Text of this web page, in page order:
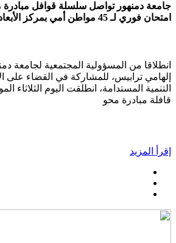
جامعة دمنهور تواصل سلسلة قوافل مبادرة
امتحان فوري لـ 45 مواطن أمي بمركز الأبعادية ب
انطلاقا من المسؤولية المجتمعية لجامعة
إلهامي ترابيس، للمشاركة في القضاء على
قافلة مبادرة محو
إقرأ المزيد